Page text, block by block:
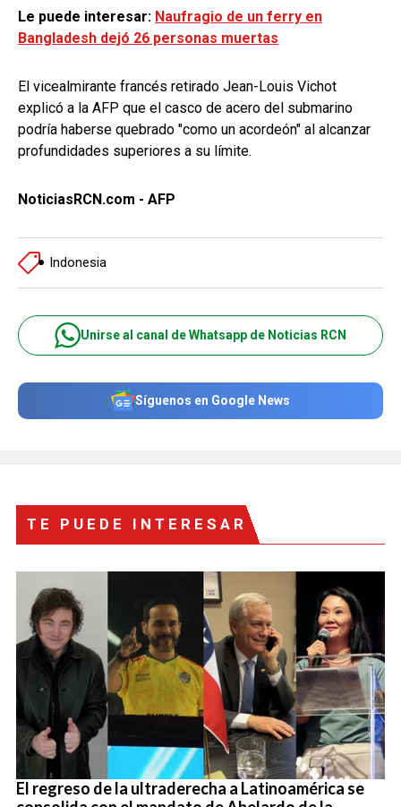
Le puede interesar: Naufragio de un ferry en
Bangladesh dejó 26 personas muertas
El vicealmirante francés retirado Jean-Louis Vichot
explicó a la AFP que el casco de acero del submarino
podría haberse quebrado "como un acordeón" al alcanzar
profundidades superiores a su límite.
NoticiasRCN.com - AFP
Indonesia
Unirse al canal de Whatsapp de Noticias RCN
Síguenos en Google News
TE PUEDE INTERESAR
El regreso de la ultraderecha a Latinoamérica se